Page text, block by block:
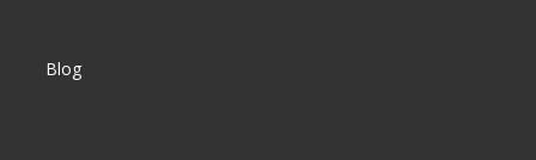
Blog